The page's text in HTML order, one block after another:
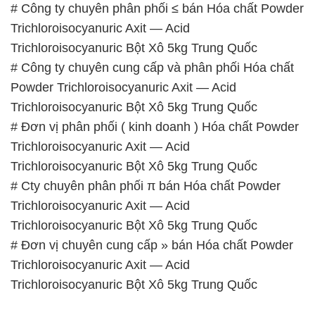
# Công ty chuyên phân phối ≤ bán Hóa chất Powder
Trichloroisocyanuric Axit — Acid
Trichloroisocyanuric Bột Xô 5kg Trung Quốc
# Công ty chuyên cung cấp và phân phối Hóa chất
Powder Trichloroisocyanuric Axit — Acid
Trichloroisocyanuric Bột Xô 5kg Trung Quốc
# Đơn vị phân phối ( kinh doanh ) Hóa chất Powder
Trichloroisocyanuric Axit — Acid
Trichloroisocyanuric Bột Xô 5kg Trung Quốc
# Cty chuyên phân phối π bán Hóa chất Powder
Trichloroisocyanuric Axit — Acid
Trichloroisocyanuric Bột Xô 5kg Trung Quốc
# Đơn vị chuyên cung cấp » bán Hóa chất Powder
Trichloroisocyanuric Axit — Acid
Trichloroisocyanuric Bột Xô 5kg Trung Quốc